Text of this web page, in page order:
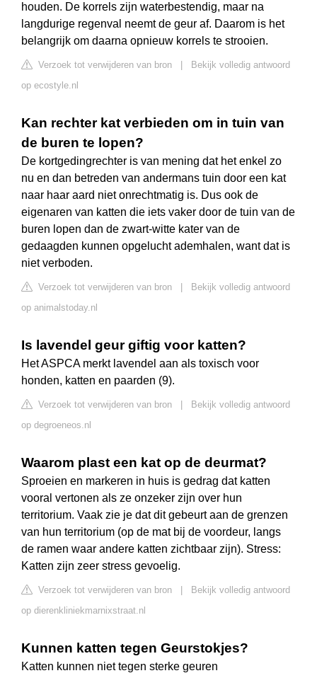
houden. De korrels zijn waterbestendig, maar na
langdurige regenval neemt de geur af. Daarom is het
belangrijk om daarna opnieuw korrels te strooien.
Verzoek tot verwijderen van bron
Bekijk volledig antwoord
op ecostyle.nl
Kan rechter kat verbieden om in tuin van
de buren te lopen?
De kortgedingrechter is van mening dat het enkel zo
nu en dan betreden van andermans tuin door een kat
naar haar aard niet onrechtmatig is. Dus ook de
eigenaren van katten die iets vaker door de tuin van de
buren lopen dan de zwart-witte kater van de
gedaagden kunnen opgelucht ademhalen, want dat is
niet verboden.
Verzoek tot verwijderen van bron
Bekijk volledig antwoord
op animalstoday.nl
Is lavendel geur giftig voor katten?
Het ASPCA merkt lavendel aan als toxisch voor
honden, katten en paarden (9).
Verzoek tot verwijderen van bron
Bekijk volledig antwoord
op degroeneos.nl
Waarom plast een kat op de deurmat?
Sproeien en markeren in huis is gedrag dat katten
vooral vertonen als ze onzeker zijn over hun
territorium. Vaak zie je dat dit gebeurt aan de grenzen
van hun territorium (op de mat bij de voordeur, langs
de ramen waar andere katten zichtbaar zijn). Stress:
Katten zijn zeer stress gevoelig.
Verzoek tot verwijderen van bron
Bekijk volledig antwoord
op dierenkliniekmarnixstraat.nl
Kunnen katten tegen Geurstokjes?
Katten kunnen niet tegen sterke geuren